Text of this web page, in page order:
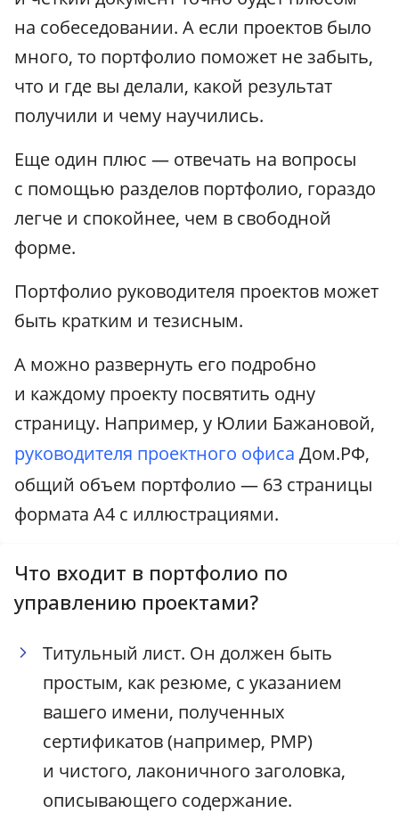
на собеседовании. А если проектов было
много, то портфолио поможет не забыть,
что и где вы делали, какой результат
получили и чему научились.
Еще один плюс — отвечать на вопросы
с помощью разделов портфолио, гораздо
легче и спокойнее, чем в свободной
форме.
Портфолио руководителя проектов может
быть кратким и тезисным.
А можно развернуть его подробно
и каждому проекту посвятить одну
страницу. Например, у Юлии Бажановой,
руководителя проектного офиса Дом.РФ,
общий объем портфолио — 63 страницы
формата А4 с иллюстрациями.
Что входит в портфолио по
управлению проектами?
Титульный лист. Он должен быть
простым, как резюме, с указанием
вашего имени, полученных
сертификатов (например, PMP)
и чистого, лаконичного заголовка,
описывающего содержание.